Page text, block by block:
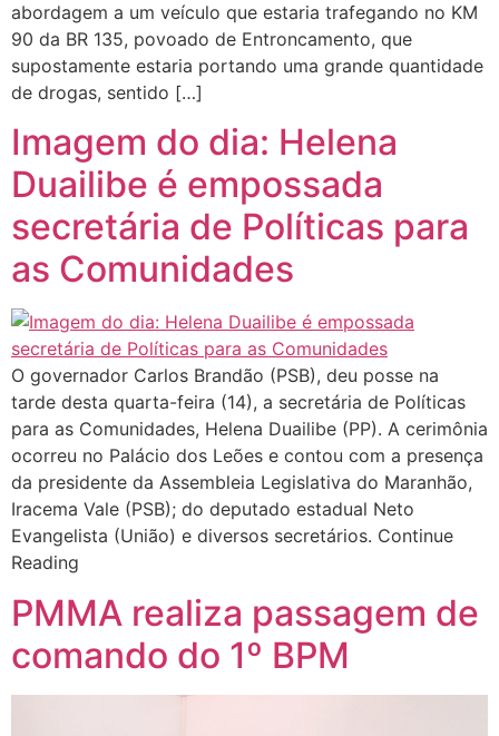
abordagem a um veículo que estaria trafegando no KM
90 da BR 135, povoado de Entroncamento, que
supostamente estaria portando uma grande quantidade
de drogas, sentido […]
Imagem do dia: Helena
Duailibe é empossada
secretária de Políticas para
as Comunidades
O governador Carlos Brandão (PSB), deu posse na
tarde desta quarta-feira (14), a secretária de Políticas
para as Comunidades, Helena Duailibe (PP). A cerimônia
ocorreu no Palácio dos Leões e contou com a presença
da presidente da Assembleia Legislativa do Maranhão,
Iracema Vale (PSB); do deputado estadual Neto
Evangelista (União) e diversos secretários. Continue
Reading
PMMA realiza passagem de
comando do 1º BPM